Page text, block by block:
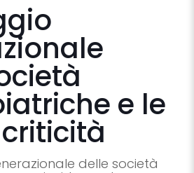
e le
delle società